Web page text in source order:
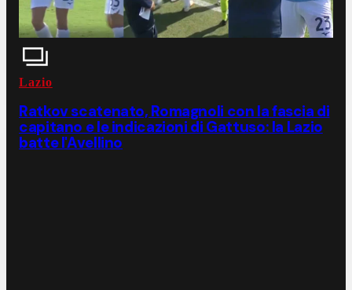
Lazio
Ratkov scatenato, Romagnoli con la fascia di
capitano e le indicazioni di Gattuso: la Lazio
batte l'Avellino